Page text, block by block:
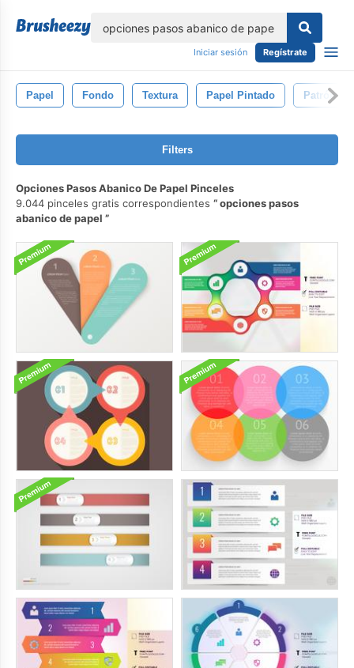
Iniciar sesión Regístrate
Papel Fondo Textura Papel Pintado Patrón
Filters
Opciones Pasos Abanico De Papel Pinceles
9.044 pinceles gratis correspondientes
opciones pasos
abanico de papel